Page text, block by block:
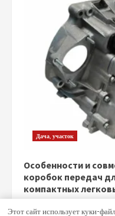
Дача, участок
Особенности и
коробок передач
компактных
Этот сайт использует куки-